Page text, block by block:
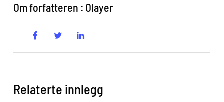
Om forfatteren : Olayer
Relaterte innlegg